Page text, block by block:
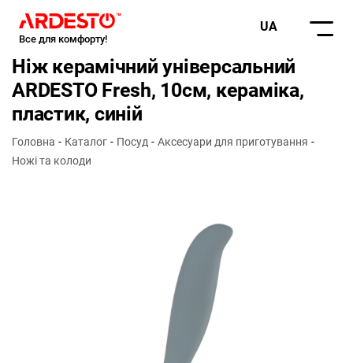
Все для комфорту!
UA
Ніж керамічний універсальний
ARDESTO Fresh, 10см, кераміка,
пластик, синій
Головна Каталог Посуд
Аксесуари для приготування
Ножі та колоди